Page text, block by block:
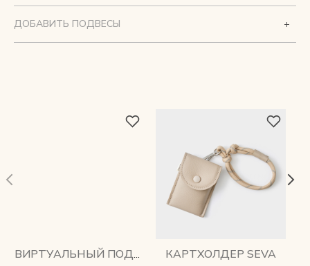
ДОБАВИТЬ ПОДВЕСЫ
ВИРТУАЛЬНЫЙ ПОДАРОЧНЫЙ СЕРТИФИКАТ КАРТХОЛДЕР SEVA